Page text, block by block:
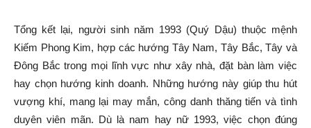
Tổng kết lại, người sinh năm 1993 (Quý Dậu) thuộc mệnh
Kiếm Phong Kim, hợp các hướng Tây Nam, Tây Bắc, Tây và
Đông Bắc trong mọi lĩnh vực như xây nhà, đặt bàn làm việc
hay chọn hướng kinh doanh. Những hướng này giúp thu hút
vượng khí, mang lại may mắn, công danh thăng tiến và tình
duyên viên mãn. Dù là nam hay nữ 1993, việc chọn đúng